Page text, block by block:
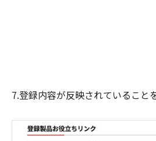
7.登録内容が反映されていること